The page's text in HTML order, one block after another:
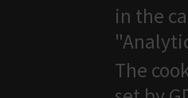
in the
The